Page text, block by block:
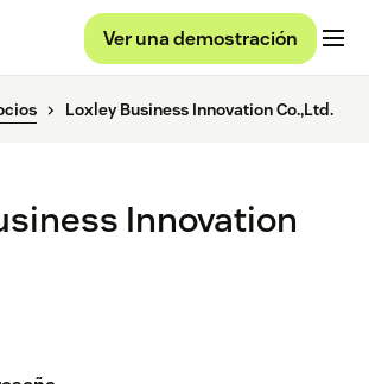
Ver una demostración
Loxley Business Innovation Co.,Ltd.
Innovation